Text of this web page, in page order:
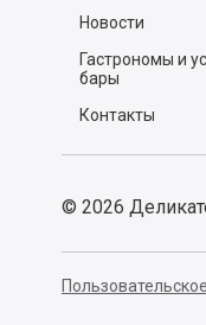
Новости
Гастрономы и
бары
Контакты
© 2026